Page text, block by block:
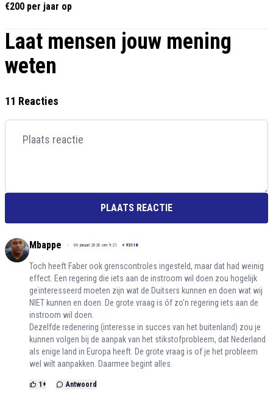
€200 per jaar op
Laat mensen jouw mening
weten
11 Reacties
PLAATS REACTIE
Mbappe 06 januari 2026 om 9:21 + 93118
Toch heeft Faber ook grenscontroles ingesteld, maar dat had weinig
effect. Een regering die iets aan de instroom wil doen zou hogelijk
geïnteresseerd moeten zijn wat de Duitsers kunnen en doen wat wij
NIET kunnen en doen. De grote vraag is óf zo'n regering iets aan de
instroom wil doen.
Dezelfde redenering (interesse in succes van het buitenland) zou je
kunnen volgen bij de aanpak van het stikstofprobleem, dat Nederland
als enige land in Europa heeft. De grote vraag is of je het probleem
wel wilt aanpakken. Daarmee begint alles.
1 + Antwoord